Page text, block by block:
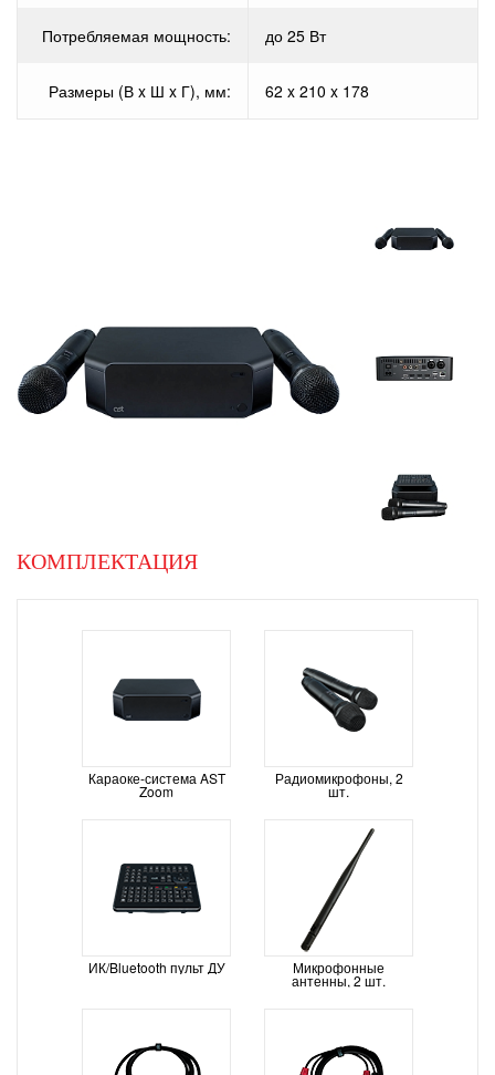
Потребляемая мощность: до 25 Вт
Размеры (В x Ш x Г), мм: 62 x 210 x 178
КОМПЛЕКТАЦИЯ
Караоке-система AST
Zoom
Радиомикрофоны, 2
шт.
ИК/Bluetooth пульт ДУ Микрофонные
антенны, 2 шт.